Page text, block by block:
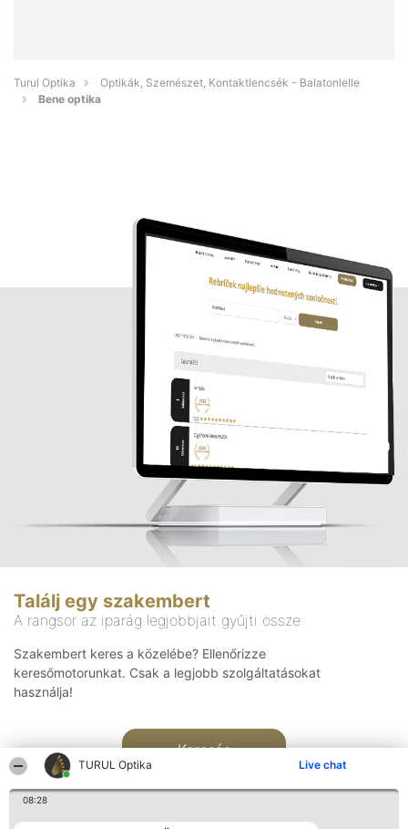
TURUL Optika Live chat
08:28
Turul Optika
Optikák, Szemészet, Kontaktlencsék - Balatonlelle
Bene optika
Találj egy szakembert
A rangsor az iparág legjobbjait gyűjti össze
Szakembert keres a közelébe? Ellenőrizze
keresőmotorunkat. Csak a legjobb szolgáltatásokat
használja!
Keresés